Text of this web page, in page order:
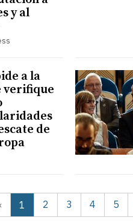
y al
a la
verifique
de
‹ 1 2 3 4 5